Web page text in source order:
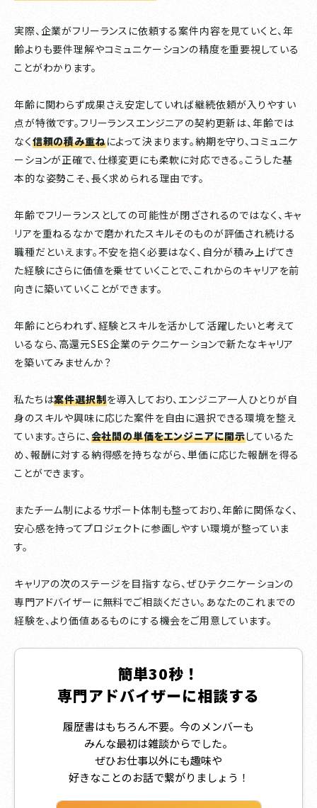
実際、企業がフリーランスに依頼する案件内容を見ていくと、年
齢よりも要件理解やコミュニケーションの精度を重要視している
ことがわかります。
年齢に関わらず成果さえ安定していれば継続依頼が入りやすい
点が特徴です。フリーランスエンジニアの契約更新は、年齢では
なく信頼の積み重ねによって決まります。納期を守り、コミュニケ
ーションが正確で、仕様変更にも柔軟に対応できる。こうした基
本的な姿勢こそ、長く求められる理由です。
年齢でフリーランスとしての可能性が閉ざされるのではなく、キャ
リアを重ねるなかで磨かれたスキルそのものが評価され続ける
職種だといえます。不安を抱く必要はなく、自分が積み上げてき
た経験にさらに価値を乗せていくことで、これからのキャリアを前
向きに築いていくことができます。
年齢にとらわれず、経験とスキルを活かして活躍したいと考えて
いるなら、高還元SES企業のテクニケーションで新たなキャリア
を築いてみませんか？
私たちは案件選択制を導入しており、エンジニア一人ひとりが自
身のスキルや興味に応じた案件を自由に選択できる環境を整え
ています。さらに、 会社間の単価をエンジニアに開示しているた
め、報酬に対する納得感を持ちながら、単価に応じた報酬を得る
ことができます。
またチーム制によるサポート体制も整っており、年齢に関係なく、
安心感を持ってプロジェクトに参画しやすい環境が整っていま
す。
キャリアの次のステージを目指すなら、ぜひテクニケーションの
専門アドバイザーに無料でご相談ください。あなたのこれまでの
経験を、より価値あるものにする機会をご用意しています。
簡単30秒！
専門アドバイザーに相談する
履歴書はもちろん不要。今のメンバーも
みんな最初は雑談からでした。
ぜひお仕事以外にも趣味や
好きなことのお話で繋がりましょう！